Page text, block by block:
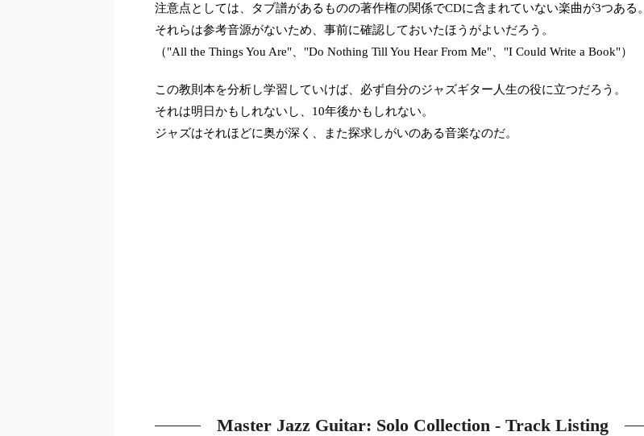
注意点としては、タブ譜があるものの著作権の関係でCDに含まれていない楽曲が3つある。
それらは参考音源がないため、事前に確認しておいたほうがよいだろう。
（"All the Things You Are"、"Do Nothing Till You Hear From Me"、"I Could Write a Book"）
この教則本を分析し学習していけば、必ず自分のジャズギター人生の役に立つだろう。
それは明日かもしれないし、10年後かもしれない。
ジャズはそれほどに奥が深く、また探求しがいのある音楽なのだ。
Master Jazz Guitar: Solo Collection - Track Listing